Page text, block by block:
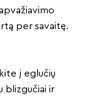
per savaitę.
į eglučių
blizgučiai ir